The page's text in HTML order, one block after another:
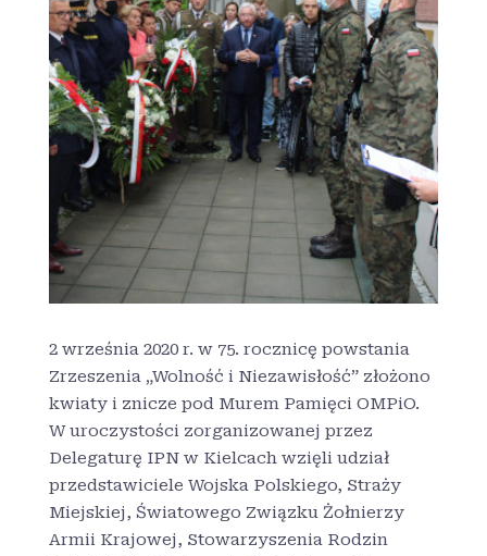
2 września 2020 r. w 75. rocznicę powstania
Zrzeszenia „Wolność i Niezawisłość” złożono
kwiaty i znicze pod Murem Pamięci OMPiO.
W uroczystości zorganizowanej przez
Delegaturę IPN w Kielcach wzięli udział
przedstawiciele Wojska Polskiego, Straży
Miejskiej, Światowego Związku Żołnierzy
Armii Krajowej, Stowarzyszenia Rodzin